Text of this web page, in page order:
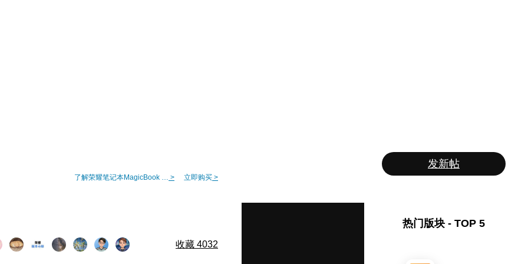
立即购买 >
了解荣耀笔记本MagicBook Pro 14 >
收藏 4032
发新帖
热门版块 - TOP 5